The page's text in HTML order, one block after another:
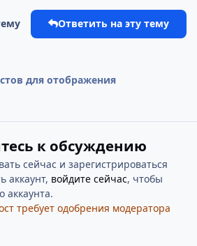
Ответить на эту тему
для отображения
к обсуждению
сейчас и зарегистрироваться
аккаунт, войдите сейчас, чтобы
аккаунта.
требует одобрения модератора